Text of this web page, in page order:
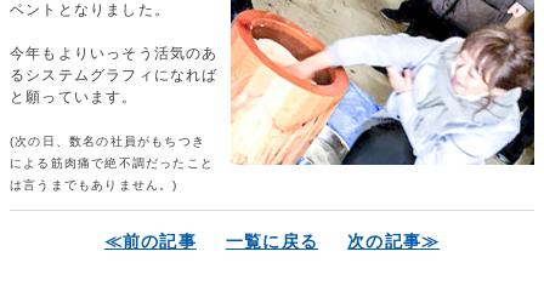
ベントとなりました。
今年もよりいっそう活気のあ
るシステムグラフィになれば
と願っています。
(次の日、数名の社員がもちつき
による筋肉痛で絶不調だったこと
は言うまでもありません。)
≪前の記事 一覧に戻る 次の記事≫